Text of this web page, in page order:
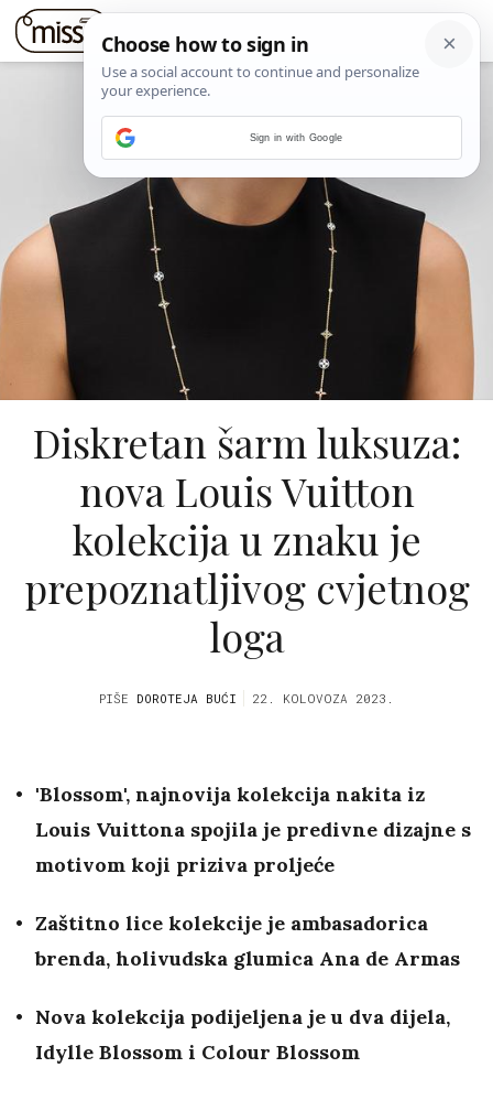
Diskretan šarm luksuza:
nova Louis Vuitton
kolekcija u znaku je
prepoznatljivog cvjetnog
loga
PIŠE DOROTEJA BUĆI 22. KOLOVOZA 2023.
'Blossom', najnovija kolekcija nakita iz
Louis Vuittona spojila je predivne dizajne s
motivom koji priziva proljeće
Zaštitno lice kolekcije je ambasadorica
brenda, holivudska glumica Ana de Armas
Nova kolekcija podijeljena je u dva dijela,
Idylle Blossom i Colour Blossom
Sign in with Google